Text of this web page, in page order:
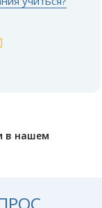
в нашем